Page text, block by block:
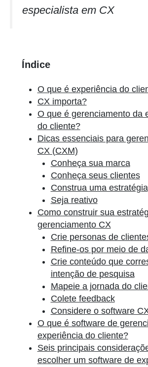
especialista em CX
Índice
O que é experiência do
CX importa?
O que é gerenciamento da
do cliente?
Dicas essenciais para
CX (CXM)
Conheça sua marca
Conheça seus clientes
Construa uma estratégia
Seja reativo
Como construir sua
gerenciamento CX
Crie personas de
Refine-os por meio de
Crie conteúdo que
intenção de pesquisa
Mapeie a jornada do
Colete feedback
Considere o software
O que é software de
experiência do cliente?
Seis principais
escolher um software de